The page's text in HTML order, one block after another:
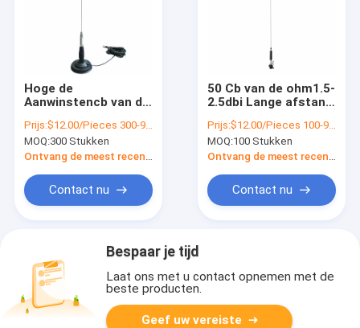
Hoge de
Aanwinstencb van de
Magnetische
UHF915mhz Antenne
Hoge Radioantennes
Prijs:$12.00/Pieces 300-999 Pieces
MOQ:300 Stukken
Ontvang de meest recente Prijs
Contact nu
50 Cb van de ohm1.5-
2.5dbi Lange afstand
Richtingantenne van
915 Mhz
Prijs:$12.00/Pieces 100-999 Pieces
MOQ:100 Stukken
Ontvang de meest recente Prijs
Contact nu
Bespaar je tijd
Laat ons met u contact opnemen met de
beste producten.
Geef uw vereiste